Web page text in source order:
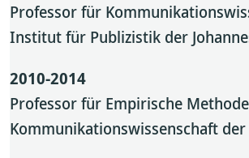
Professor für
Institut für Publizistik der
2010-2014
Professor für Empirische
Kommunikationswissenschaft